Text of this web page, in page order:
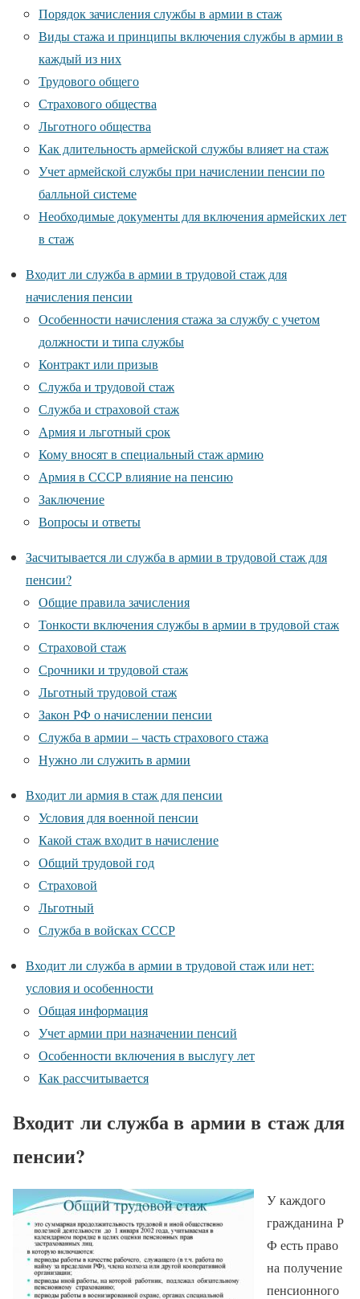
Порядок зачисления службы в армии в стаж
Виды стажа и принципы включения службы в армии в
каждый из них
Трудового общего
Страхового общества
Льготного общества
Как длительность армейской службы влияет на стаж
Учет армейской службы при начислении пенсии по
балльной системе
Необходимые документы для включения армейских лет
в стаж
Входит ли служба в армии в трудовой стаж для
начисления пенсии
Особенности начисления стажа за службу с учетом
должности и типа службы
Контракт или призыв
Служба и трудовой стаж
Служба и страховой стаж
Армия и льготный срок
Кому вносят в специальный стаж армию
Армия в СССР влияние на пенсию
Заключение
Вопросы и ответы
Засчитывается ли служба в армии в трудовой стаж для
пенсии?
Общие правила зачисления
Тонкости включения службы в армии в трудовой стаж
Страховой стаж
Срочники и трудовой стаж
Льготный трудовой стаж
Закон РФ о начислении пенсии
Служба в армии – часть страхового стажа
Нужно ли служить в армии
Входит ли армия в стаж для пенсии
Условия для военной пенсии
Какой стаж входит в начисление
Общий трудовой год
Страховой
Льготный
Служба в войсках СССР
Входит ли служба в армии в трудовой стаж или нет:
условия и особенности
Общая информация
Учет армии при назначении пенсий
Особенности включения в выслугу лет
Как рассчитывается
Входит ли служба в армии в стаж для
пенсии?
У каждого
гражданина Р
Ф есть право
на получение
пенсионного